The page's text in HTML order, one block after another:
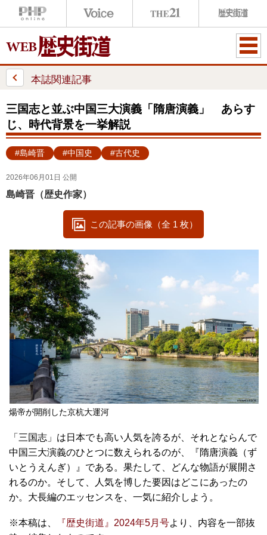
ME
本誌関連記事
三国志と並ぶ中国三大演義「隋唐演義」 あらす
じ、時代背景を一挙解説
#島崎晋 #中国史 #古代史
2026年06月01日 公開
島崎晋（歴史作家）
この記事の画像（全 1 枚）
煬帝が開削した京杭大運河
「三国志」は日本でも高い人気を誇るが、それとならんで
中国三大演義のひとつに数えられるのが、『隋唐演義（ず
いとうえんぎ）』である。果たして、どんな物語が展開さ
れるのか。そして、人気を博した要因はどこにあったの
か。大長編のエッセンスを、一気に紹介しよう。
※本稿は、 『歴史街道』2024年5月号より、内容を一部抜